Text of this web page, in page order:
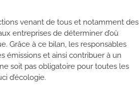
venant de tous et notamment des
entreprises de déterminer d’où
Grâce à ce bilan, les responsables
émissions et ainsi contribuer à un
soit pas obligatoire pour toutes les
d’écologie.